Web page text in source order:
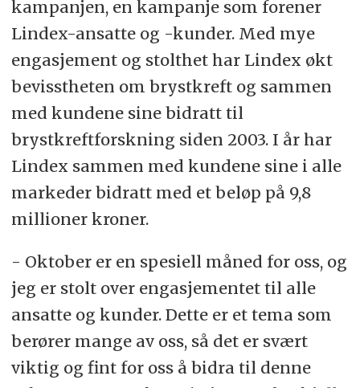
kampanjen, en kampanje som forener
Lindex-ansatte og -kunder. Med mye
engasjement og stolthet har Lindex økt
bevisstheten om brystkreft og sammen
med kundene sine bidratt til
brystkreftforskning siden 2003. I år har
Lindex sammen med kundene sine i alle
markeder bidratt med et beløp på 9,8
millioner kroner.
- Oktober er en spesiell måned for oss, og
jeg er stolt over engasjementet til alle
ansatte og kunder. Dette er et tema som
berører mange av oss, så det er svært
viktig og fint for oss å bidra til denne